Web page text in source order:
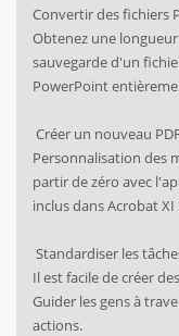
Convertir des fichiers
Obtenez une
sauvegarde d'un
PowerPoint
Créer un nouveau
Personnalisation des
partir de zéro avec
inclus dans Acrobat XI
Standardiser les
Il est facile de créer
Guider les gens à
actions.